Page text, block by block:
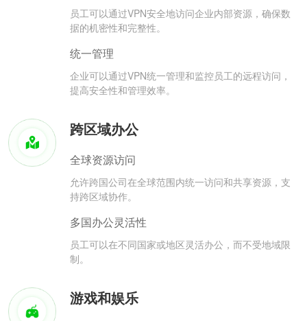
员工可以通过VPN安全地访问企业内部资源，确保数
据的机密性和完整性。
统一管理
企业可以通过VPN统一管理和监控员工的远程访问，
提高安全性和管理效率。
跨区域办公
全球资源访问
允许跨国公司在全球范围内统一访问和共享资源，支
持跨区域协作。
多国办公灵活性
员工可以在不同国家或地区灵活办公，而不受地域限
制。
游戏和娱乐